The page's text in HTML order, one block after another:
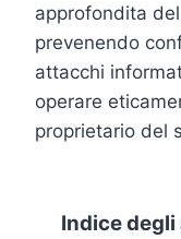
approfondita
prevenendo
attacchi
operare
proprietario del
Indice